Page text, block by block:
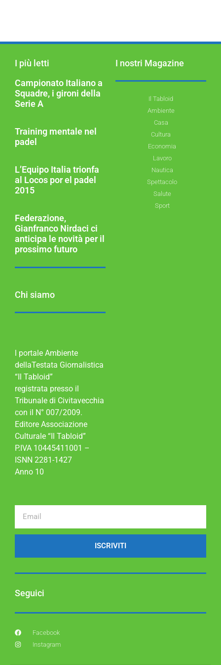
I più letti
Campionato Italiano a
Squadre, i gironi della
Serie A
Training mentale nel
padel
L’Equipo Italia trionfa
al Locos por el padel
2015
Federazione,
Gianfranco Nirdaci ci
anticipa le novità per il
prossimo futuro
I nostri Magazine
Il Tabloid
Ambiente
Casa
Cultura
Economia
Lavoro
Nautica
Spettacolo
Salute
Sport
Chi siamo
l portale Ambiente
dellaTestata Giornalistica
“Il Tabloid”
registrata presso il
Tribunale di Civitavecchia
con il N° 007/2009.
Editore Associazione
Culturale “Il Tabloid”
P.IVA 10445411001 –
ISNN 2281-1427
Anno 10
ISCRIVITI
Seguici
Facebook
Instagram